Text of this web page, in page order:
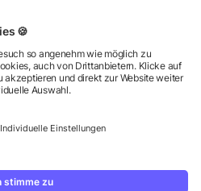
Werbemittel und
Preise zzgl. MwSt.